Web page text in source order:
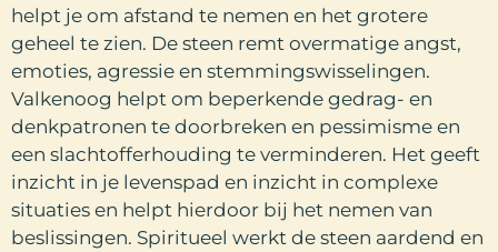
helpt je om afstand te nemen en het grotere
geheel te zien. De steen remt overmatige angst,
emoties, agressie en stemmingswisselingen.
Valkenoog helpt om beperkende gedrag- en
denkpatronen te doorbreken en pessimisme en
een slachtofferhouding te verminderen. Het geeft
inzicht in je levenspad en inzicht in complexe
situaties en helpt hierdoor bij het nemen van
beslissingen. Spiritueel werkt de steen aardend en